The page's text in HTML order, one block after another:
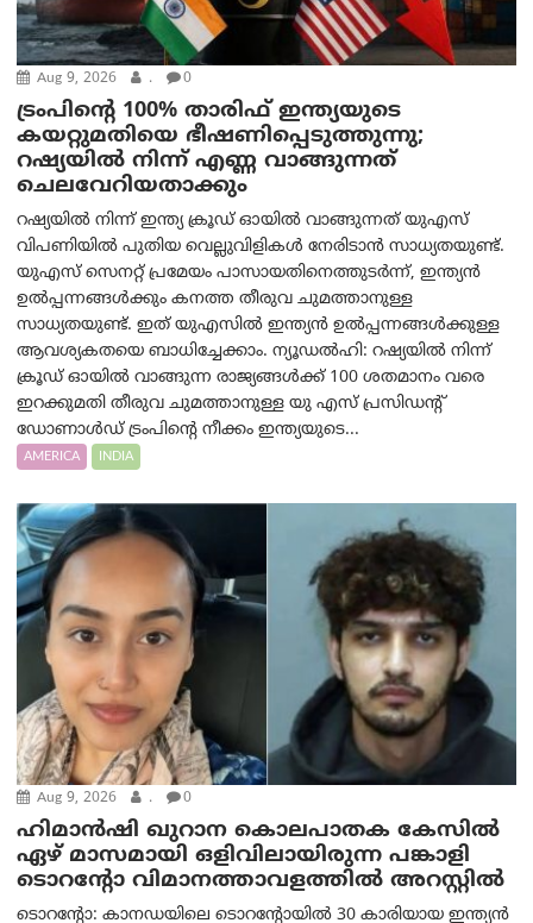
Aug 9, 2026 . 0
ട്രം‌പിന്റെ 100% താരിഫ് ഇന്ത്യയുടെ
കയറ്റുമതിയെ ഭീഷണിപ്പെടുത്തുന്നു;
റഷ്യയിൽ നിന്ന് എണ്ണ വാങ്ങുന്നത്
ചെലവേറിയതാക്കും
റഷ്യയിൽ നിന്ന് ഇന്ത്യ ക്രൂഡ് ഓയിൽ വാങ്ങുന്നത് യുഎസ്
വിപണിയിൽ പുതിയ വെല്ലുവിളികൾ നേരിടാൻ സാധ്യതയുണ്ട്.
യുഎസ് സെനറ്റ് പ്രമേയം പാസായതിനെത്തുടർന്ന്, ഇന്ത്യൻ
ഉൽപ്പന്നങ്ങൾക്കും കനത്ത തീരുവ ചുമത്താനുള്ള
സാധ്യതയുണ്ട്. ഇത് യുഎസിൽ ഇന്ത്യൻ ഉൽപ്പന്നങ്ങൾക്കുള്ള
ആവശ്യകതയെ ബാധിച്ചേക്കാം. ന്യൂഡല്‍ഹി: റഷ്യയിൽ നിന്ന്
ക്രൂഡ് ഓയിൽ വാങ്ങുന്ന രാജ്യങ്ങൾക്ക് 100 ശതമാനം വരെ
ഇറക്കുമതി തീരുവ ചുമത്താനുള്ള യു എസ് പ്രസിഡന്റ്
ഡോണാള്‍ഡ് ട്രം‌പിന്റെ നീക്കം ഇന്ത്യയുടെ...
AMERICA INDIA
Aug 9, 2026 . 0
ഹിമാൻഷി ഖുറാന കൊലപാതക കേസിൽ
ഏഴ് മാസമായി ഒളിവിലായിരുന്ന പങ്കാളി
ടൊറന്റോ വിമാനത്താവളത്തിൽ അറസ്റ്റിൽ
ടൊറന്റോ: കാനഡയിലെ ടൊറന്റോയിൽ 30 കാരിയായ ഇന്ത്യൻ